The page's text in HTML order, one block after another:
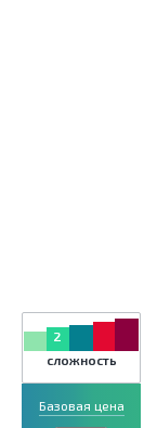
2
сложность
Базовая цена